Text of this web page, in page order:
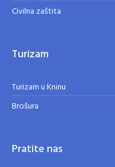
Civilna zaštita
Turizam
Turizam u Kninu
Brošura
Pratite nas